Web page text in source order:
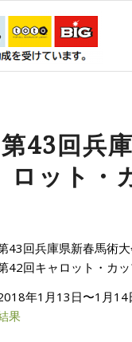
第43回兵
ロット・
43回兵庫県新春馬術
42回キャロット・カッ
年1月13日〜1月14
果